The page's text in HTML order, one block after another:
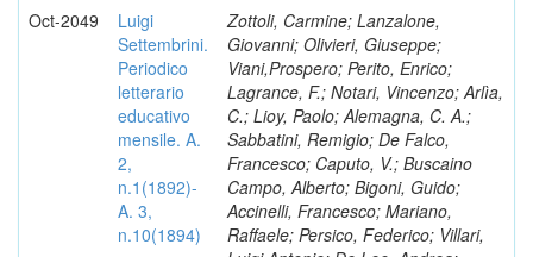
Oct-2049
Luigi
Settembrini.
Periodico
letterario
educativo
mensile. A.
2,
n.1(1892)-
A. 3,
n.10(1894)
Zottoli, Carmine; Lanzalone,
Giovanni; Olivieri, Giuseppe;
Viani,Prospero; Perito, Enrico;
Lagrance, F.; Notari, Vincenzo; Arlìa,
C.; Lioy, Paolo; Alemagna, C. A.;
Sabbatini, Remigio; De Falco,
Francesco; Caputo, V.; Buscaino
Campo, Alberto; Bigoni, Guido;
Accinelli, Francesco; Mariano,
Raffaele; Persico, Federico; Villari,